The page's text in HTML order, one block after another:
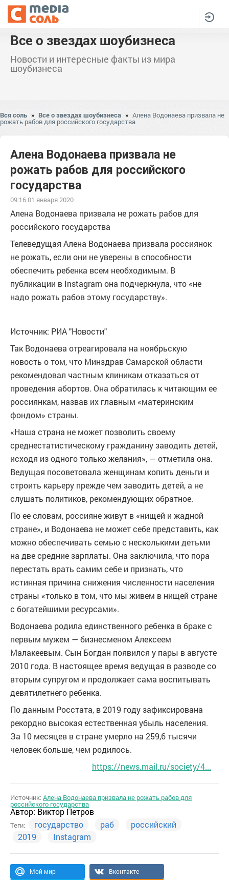
Все о звездах шоубизнеса
Новости и интересные факты из мира
шоубизнеса
Вся соль » Все о звездах шоубизнеса » Алена Водонаева призвала не
рожать рабов для российского государства
Алена Водонаева призвала не
рожать рабов для российского
государства
09:16 01 января 2020
Алена Водонаева призвала не рожать рабов для
российского государства
Телеведущая Алена Водонаева призвала россиянок
не рожать, если они не уверены в способности
обеспечить ребенка всем необходимым. В
публикации в Instagram она подчеркнула, что «не
надо рожать рабов этому государству».
Источник: РИА "Новости"
Так Водонаева отреагировала на ноябрьскую
новость о том, что Минздрав Самарской области
рекомендовал частным клиникам отказаться от
проведения абортов. Она обратилась к читающим ее
россиянкам, назвав их главным «материнским
фондом» страны.
«Наша страна не может позволить своему
среднестатистическому гражданину заводить детей,
исходя из одного только желания», — отметила она.
Ведущая посоветовала женщинам копить деньги и
строить карьеру прежде чем заводить детей, а не
слушать политиков, рекомендующих обратное.
По ее словам, россияне живут в «нищей и жадной
стране», и Водонаева не может себе представить, как
можно обеспечивать семью с несколькими детьми
на две средние зарплаты. Она заключила, что пора
перестать врать самим себе и признать, что
истинная причина снижения численности населения
страны «только в том, что мы живем в нищей стране
с богатейшими ресурсами».
Водонаева родила единственного ребенка в браке с
первым мужем — бизнесменом Алексеем
Малакеевым. Сын Богдан появился у пары в августе
2010 года. В настоящее время ведущая в разводе со
вторым супругом и продолжает сама воспитывать
девятилетнего ребенка.
По данным Росстата, в 2019 году зафиксирована
рекордно высокая естественная убыль населения.
За 10 месяцев в стране умерло на 259,6 тысячи
человек больше, чем родилось.
https://news.mail.ru/society/4...
Источник:Алена Водонаева призвала не рожать рабов для
российского государства
Автор: Виктор Петров
Теги: государство раб
российский
2019
Instagram
Мой мир
Вконтакте